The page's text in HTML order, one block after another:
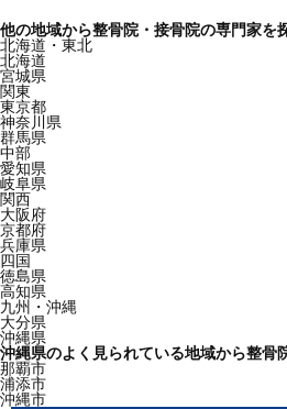
他の地域から整骨院・接骨院の専門家を
北海道・東北
北海道
宮城県
関東
東京都
神奈川県
群馬県
中部
愛知県
岐阜県
関西
大阪府
京都府
兵庫県
四国
徳島県
高知県
九州・沖縄
大分県
沖縄県
沖縄県のよく見られている地域から整骨
那覇市
浦添市
沖縄市